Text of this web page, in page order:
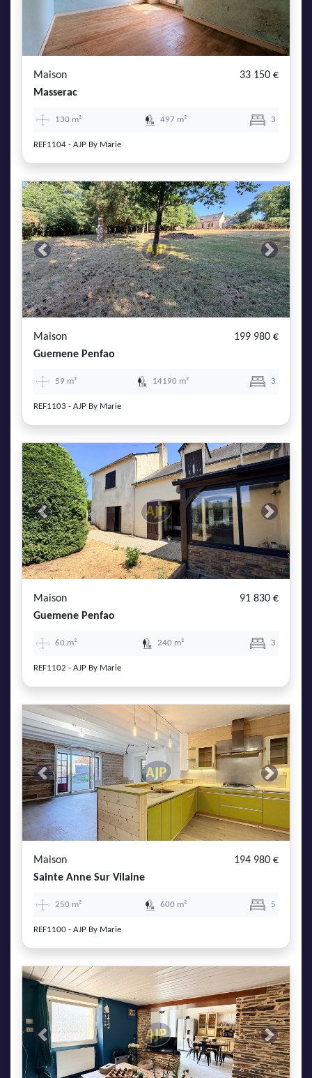
Maison
33 150 €
Masserac
130 m² 497 m² 3
REF1104 - AJP By Marie
Previous Next
Maison
199 980 €
Guemene Penfao
59 m² 14190 m² 3
REF1103 - AJP By Marie
Previous Next
Maison
91 830 €
Guemene Penfao
60 m² 240 m² 3
REF1102 - AJP By Marie
Previous Next
Maison
194 980 €
Sainte Anne Sur Vilaine
250 m² 600 m² 5
REF1100 - AJP By Marie
Previous Next